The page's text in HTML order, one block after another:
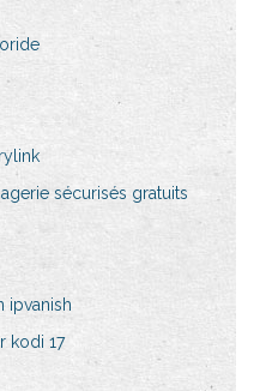
sécurisés gratuits
ipvanish
kodi 17